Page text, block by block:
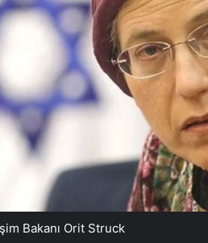
Bakanı Orit Struck